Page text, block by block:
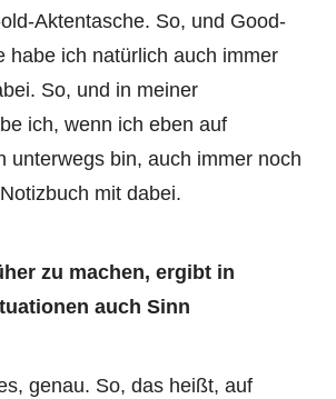
Aktentasche. So, und Good-
habe ich natürlich auch immer
So, und in meiner
ich, wenn ich eben auf
unterwegs bin, auch immer noch
mit dabei.
zu machen, ergibt in
auch Sinn
genau. So, das heißt, auf